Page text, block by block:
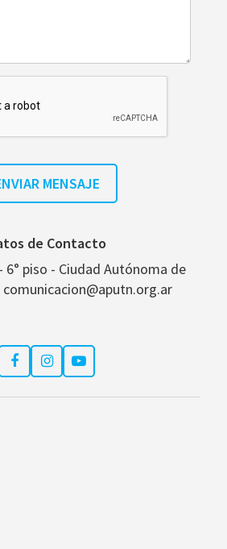
de Contacto
6° piso - Ciudad Autónoma de
comunicacion@aputn.org.ar